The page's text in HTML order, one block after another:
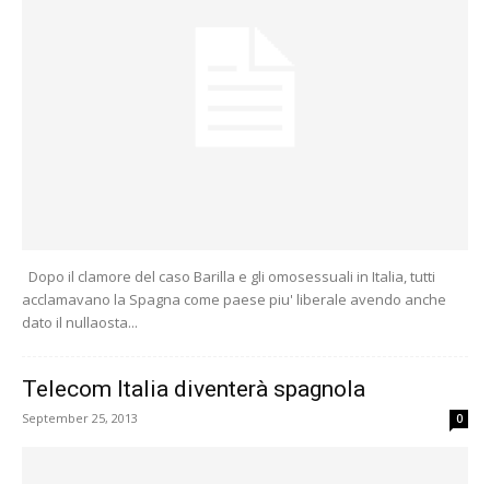
Dopo il clamore del caso Barilla e gli omosessuali in Italia, tutti
acclamavano la Spagna come paese piu' liberale avendo anche
dato il nullaosta...
Telecom Italia diventerà spagnola
September 25, 2013 0